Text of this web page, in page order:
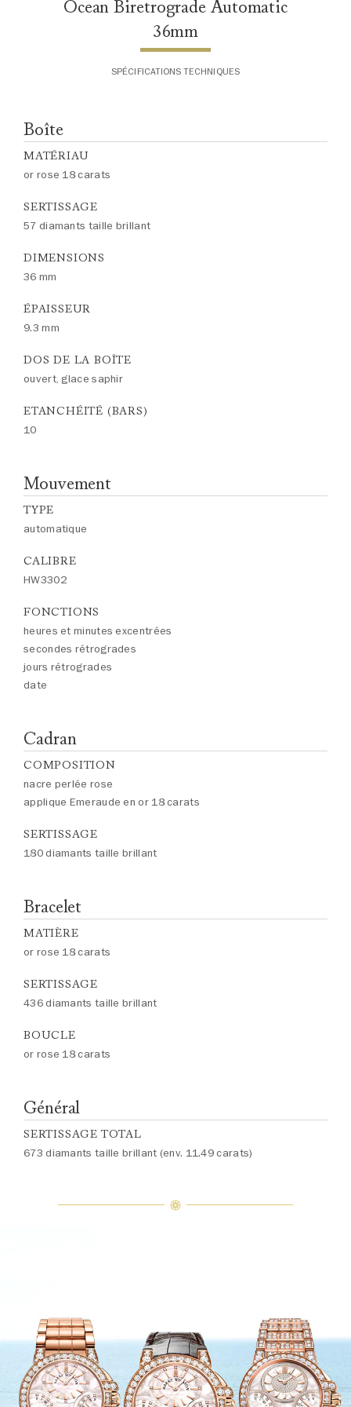
Ocean Biretrograde Automatic
36mm
SPÉCIFICATIONS TECHNIQUES
Boîte
MATÉRIAU
or rose 18 carats
SERTISSAGE
57 diamants taille brillant
DIMENSIONS
36 mm
ÉPAISSEUR
9.3 mm
DOS DE LA BOÎTE
ouvert, glace saphir
ETANCHÉITÉ (BARS)
10
Mouvement
TYPE
automatique
CALIBRE
HW3302
FONCTIONS
heures et minutes excentrées
secondes rétrogrades
jours rétrogrades
date
Cadran
COMPOSITION
nacre perlée rose
applique Emeraude en or 18 carats
SERTISSAGE
180 diamants taille brillant
Bracelet
MATIÈRE
or rose 18 carats
SERTISSAGE
436 diamants taille brillant
BOUCLE
or rose 18 carats
Général
SERTISSAGE TOTAL
673 diamants taille brillant (env. 11.49 carats)